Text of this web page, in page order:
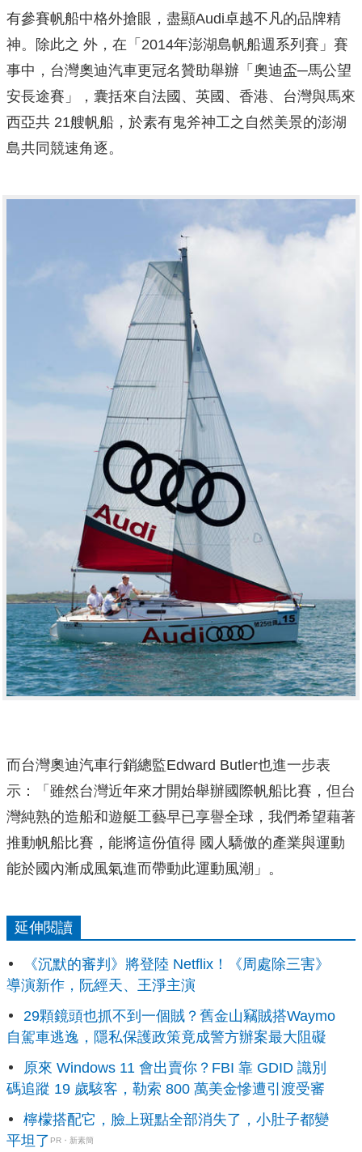
有參賽帆船中格外搶眼，盡顯Audi卓越不凡的品牌精
神。除此之 外，在「2014年澎湖島帆船週系列賽」賽
事中，台灣奧迪汽車更冠名贊助舉辦「奧迪盃─馬公望
安長途賽」，囊括來自法國、英國、香港、台灣與馬來
西亞共 21艘帆船，於素有鬼斧神工之自然美景的澎湖
島共同競速角逐。
而台灣奧迪汽車行銷總監Edward Butler也進一步表
示：「雖然台灣近年來才開始舉辦國際帆船比賽，但台
灣純熟的造船和遊艇工藝早已享譽全球，我們希望藉著
推動帆船比賽，能將這份值得 國人驕傲的產業與運動
能於國內漸成風氣進而帶動此運動風潮」。
延伸閱讀
《沉默的審判》將登陸 Netflix！《周處除三害》
導演新作，阮經天、王淨主演
29顆鏡頭也抓不到一個賊？舊金山竊賊搭Waymo
自駕車逃逸，隱私保護政策竟成警方辦案最大阻礙
原來 Windows 11 會出賣你？FBI 靠 GDID 識別
碼追蹤 19 歲駭客，勒索 800 萬美金慘遭引渡受審
檸檬搭配它，臉上斑點全部消失了，小肚子都變
平坦了 PR・新素簡